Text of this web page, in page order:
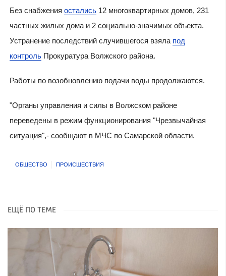
Без снабжения остались12 многоквартирных домов, 231
частных жилых дома и 2 социально-значимых объекта.
Устранение последствий случившегося взяла под
контрольПрокуратура Волжского района.
Работы по возобновлению подачи воды продолжаются.
"Органы управления и силы в Волжском районе
переведены в режим функционирования "Чрезвычайная
ситуация",- сообщают в МЧС по Самарской области.
ОБЩЕСТВО ПРОИСШЕСТВИЯ
ЕЩЁ ПО ТЕМЕ